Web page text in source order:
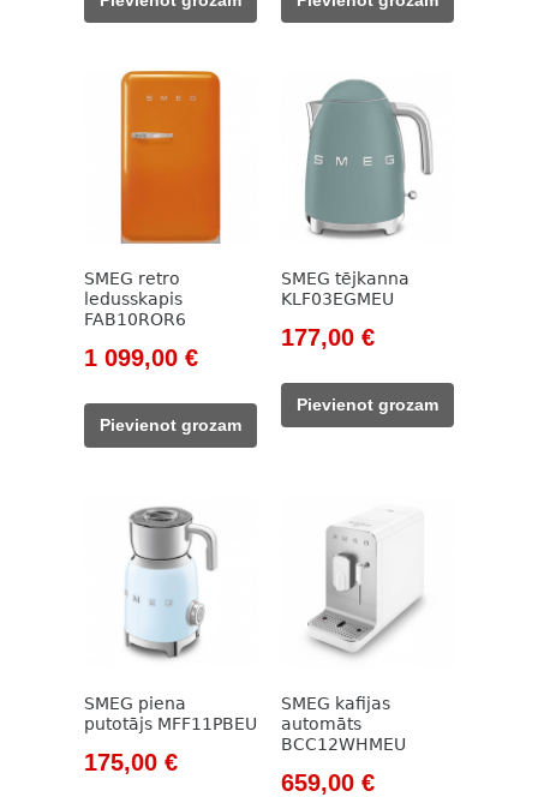
133,00 €.
115,00 €.
908,00 €.
459,00 €.
SMEG retro
ledusskapis
FAB10ROR6
Original
was:
1
1 099,00 €Current
Pievienot grozam
SMEG tējkanna
KLF03EGMEU
Original
was:
203,00 €.
177,00 €Current
177,00 €.
Pievienot grozam
SMEG piena
putotājs MFF11PBEU
Original
175,00 €Current
SMEG kafijas
automāts
BCC12WHMEU
Original
659,00 €Current